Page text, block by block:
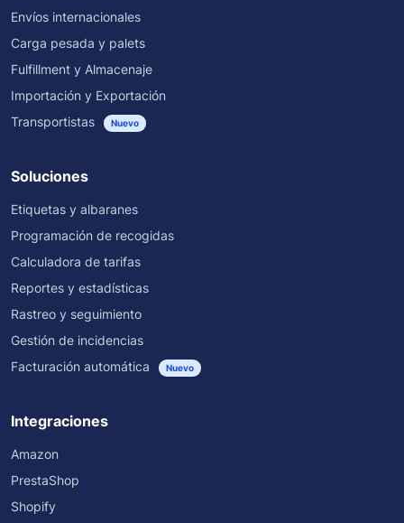
Envíos internacionales
Carga pesada y palets
Fulfillment y Almacenaje
Importación y Exportación
Transportistas
Nuevo
Soluciones
Etiquetas y albaranes
Programación de recogidas
Calculadora de tarifas
Reportes y estadísticas
Rastreo y seguimiento
Gestión de incidencias
Facturación automática
Nuevo
Integraciones
Amazon
PrestaShop
Shopify